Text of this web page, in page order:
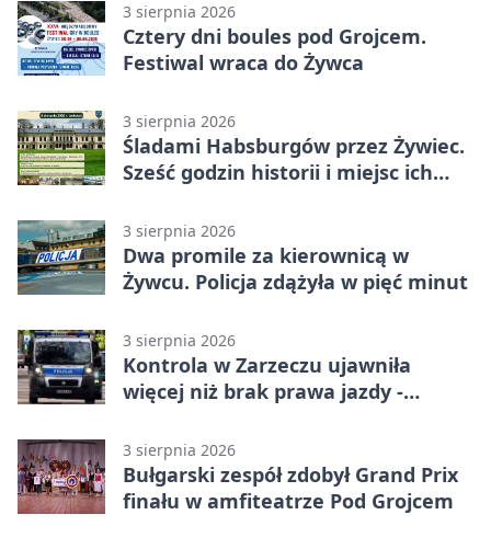
3 sierpnia 2026
Cztery dni boules pod Grojcem.
Festiwal wraca do Żywca
3 sierpnia 2026
Śladami Habsburgów przez Żywiec.
Sześć godzin historii i miejsc ich
3 sierpnia 2026
Dwa promile za kierownicą w
Żywcu. Policja zdążyła w pięć minut
3 sierpnia 2026
Kontrola w Zarzeczu ujawniła
więcej niż brak prawa jazdy -
3 sierpnia 2026
Bułgarski zespół zdobył Grand Prix
finału w amfiteatrze Pod Grojcem